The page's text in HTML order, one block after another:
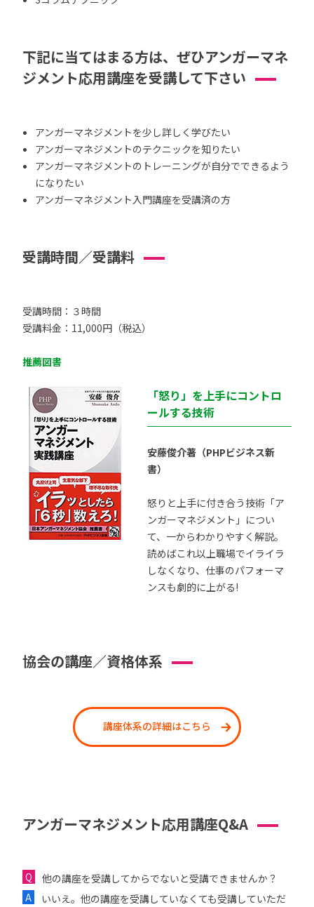
下記に当てはまる方は、ぜひアンガーマネ
ジメント応用講座を受講して下さい
アンガーマネジメントを少し詳しく学びたい
アンガーマネジメントのテクニックを知りたい
アンガーマネジメントのトレーニングが自分でできるよう
になりたい
アンガーマネジメント入門講座を受講済の方
受講時間／受講料
受講時間：３時間
受講料金：11,000円（税込）
推薦図書
「怒り」を上手にコントロ
ールする技術
安藤俊介著（PHPビジネス新
書）
怒りと上手に付き合う技術「ア
ンガーマネジメント」につい
て、一からわかりやすく解説。
読めばこれ以上職場でイライラ
しなくなり、仕事のパフォーマ
ンスも劇的に上がる!
協会の講座／資格体系
講座体系の詳細はこちら
アンガーマネジメント応用講座Q&A
他の講座を受講してからでないと受講できませんか？
いいえ。他の講座を受講していなくても受講していただ